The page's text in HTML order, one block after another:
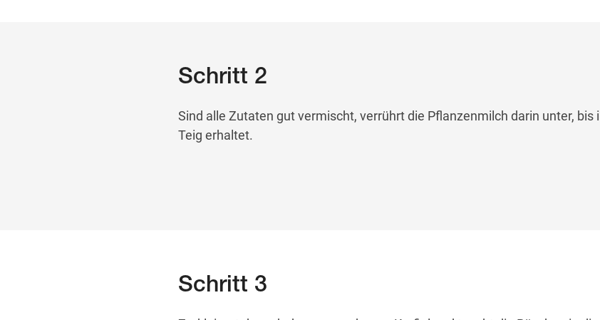
Schritt 2
Sind alle Zutaten gut vermischt, verrührt die Pflanzenmilch darin unter, bis
Teig erhaltet.
Schritt 3